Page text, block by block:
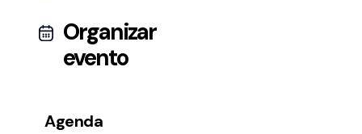
Organizar
evento
Agenda